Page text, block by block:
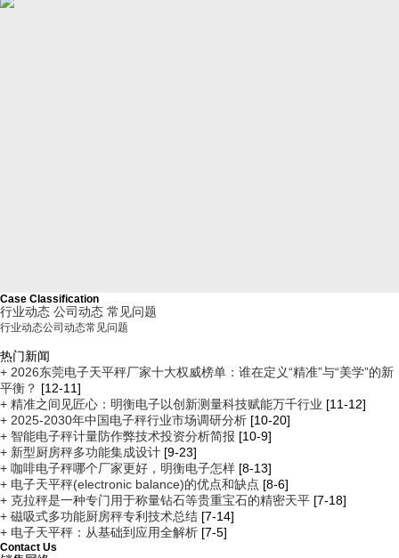
Case Classification
行业动态 公司动态 常见问题
行业动态公司动态常见问题
热门新闻
+ 2026东莞电子天平秤厂家十大权威榜单：谁在定义“精准”与“美学”的新
平衡？ [12-11]
+ 精准之间见匠心：明衡电子以创新测量科技赋能万千行业 [11-12]
+ 2025-2030年中国电子秤行业市场调研分析 [10-20]
+ 智能电子秤计量防作弊技术投资分析简报 [10-9]
+ 新型厨房秤多功能集成设计 [9-23]
+ 咖啡电子秤哪个厂家更好，明衡电子怎样 [8-13]
+ 电子天平秤(electronic balance)的优点和缺点 [8-6]
+ 克拉秤是一种专门用于称量钻石等贵重宝石的精密天平 [7-18]
+ 磁吸式多功能厨房秤专利技术总结 [7-14]
+ 电子天平秤：从基础到应用全解析 [7-5]
Contact Us